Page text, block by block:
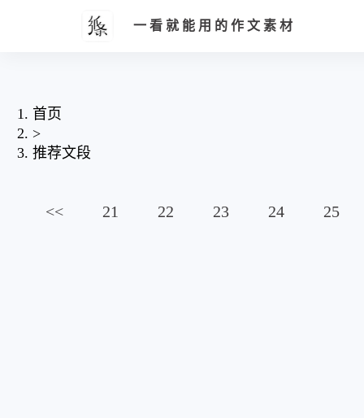
一看就能用的作文素材
首页
>
推荐文段
<< 21 22 23 24 25